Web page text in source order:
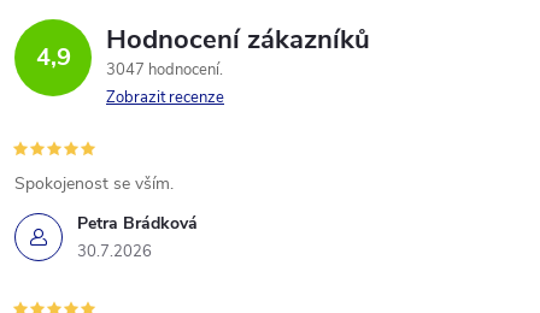
4,9 Hodnocení zákazníků
3047 hodnocení
Zobrazit recenze
Petra Brádková
30.7.2026
Spokojenost se vším.